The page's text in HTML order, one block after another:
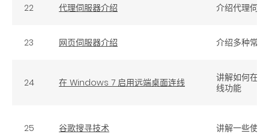
22 代理伺服器介绍 介绍代理伺
23 网页伺服器介绍 介绍多种常
24 在 Windows 7 启用远端桌面连线
讲解如何在
线功能
25 谷歌搜寻技术 讲解一些使